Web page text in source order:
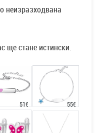
неизразходвана
ще стане истински.
51€ 55€